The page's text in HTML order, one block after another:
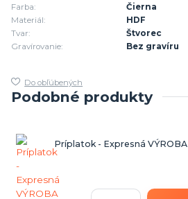
Farba:
Čierna
Materiál:
HDF
Tvar:
Štvorec
Gravírovanie:
Bez gravíru
Do obľúbených
Podobné produkty
Príplatok - Expresná VÝROBA